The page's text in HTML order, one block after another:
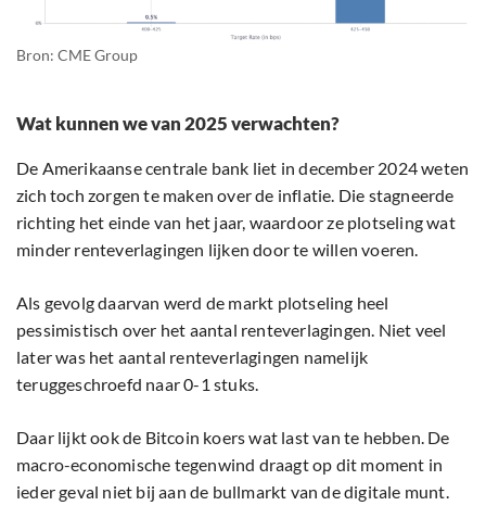
Bron: CME Group
Wat kunnen we van 2025 verwachten?
De Amerikaanse centrale bank liet in december 2024 weten
zich toch zorgen te maken over de inflatie. Die stagneerde
richting het einde van het jaar, waardoor ze plotseling wat
minder renteverlagingen lijken door te willen voeren.
Als gevolg daarvan werd de markt plotseling heel
pessimistisch over het aantal renteverlagingen. Niet veel
later was het aantal renteverlagingen namelijk
teruggeschroefd naar 0-1 stuks.
Daar lijkt ook de Bitcoin koers wat last van te hebben. De
macro-economische tegenwind draagt op dit moment in
ieder geval niet bij aan de bullmarkt van de digitale munt.